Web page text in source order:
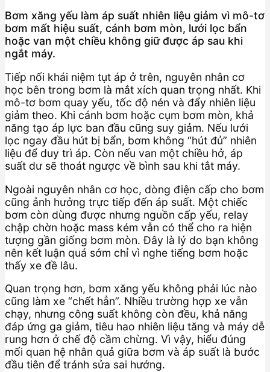
Bơm xăng yếu làm áp suất nhiên liệu giảm vì mô-tơ
bơm mất hiệu suất, cánh bơm mòn, lưới lọc bẩn
hoặc van một chiều không giữ được áp sau khi
ngắt máy.
Tiếp nối khái niệm tụt áp ở trên, nguyên nhân cơ
học bên trong bơm là mắt xích quan trọng nhất. Khi
mô-tơ bơm quay yếu, tốc độ nén và đẩy nhiên liệu
giảm theo. Khi cánh bơm hoặc cụm bơm mòn, khả
năng tạo áp lực ban đầu cũng suy giảm. Nếu lưới
lọc ngay đầu hút bị bẩn, bơm không “hút đủ” nhiên
liệu để duy trì áp. Còn nếu van một chiều hở, áp
suất dư sẽ thoát ngược về bình sau khi tắt máy.
Ngoài nguyên nhân cơ học, dòng điện cấp cho bơm
cũng ảnh hưởng trực tiếp đến áp suất. Một chiếc
bơm còn dùng được nhưng nguồn cấp yếu, relay
chập chờn hoặc mass kém vẫn có thể cho ra hiện
tượng gần giống bơm mòn. Đây là lý do bạn không
nên kết luận quá sớm chỉ vì nghe tiếng bơm hoặc
thấy xe đề lâu.
Quan trọng hơn, bơm xăng yếu không phải lúc nào
cũng làm xe “chết hẳn”. Nhiều trường hợp xe vẫn
chạy, nhưng công suất không còn đều, khả năng
đáp ứng ga giảm, tiêu hao nhiên liệu tăng và máy dễ
rung hơn ở chế độ cầm chừng. Vì vậy, hiểu đúng
mối quan hệ nhân quả giữa bơm và áp suất là bước
đầu tiên để tránh sửa sai hướng.